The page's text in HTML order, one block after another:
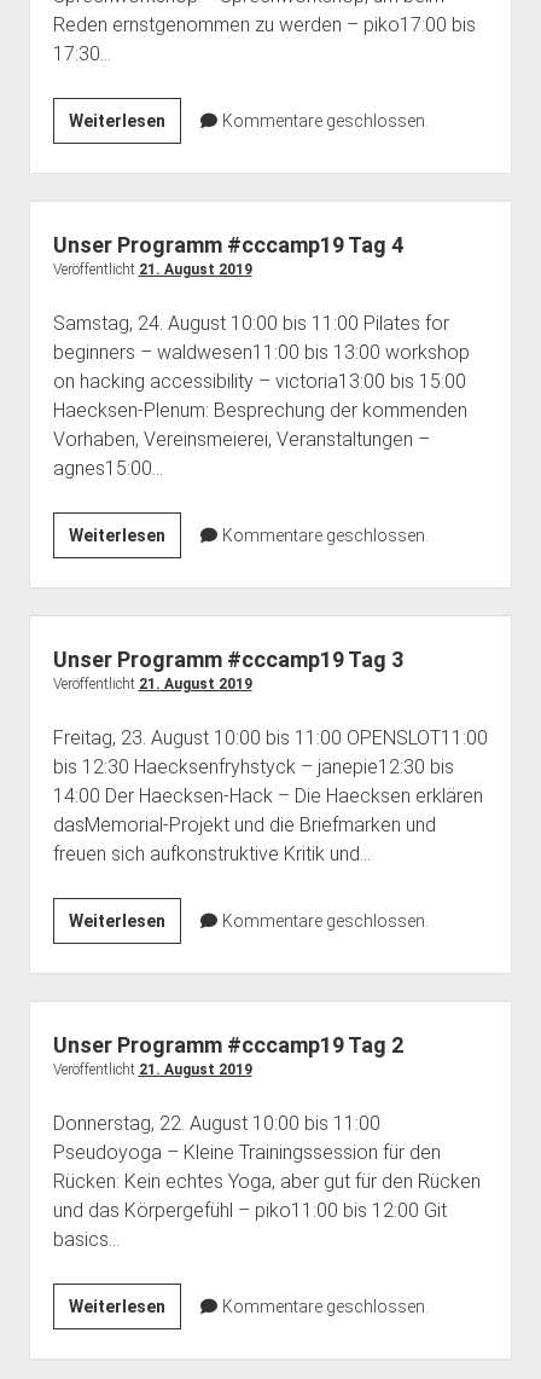
Haecksen e. V.
open
dropdown
menu
BBB Räume
dropdown
menu
Feministische Bibliothek
Haecksenkarte
Pythonkurs
Reden ernstgenommen zu werden – piko17:00 bis
17:30…
WeiterlesenUnser
Programm
#cccamp19
Tag
5
Kommentare geschlossen.
Unser Programm #cccamp19 Tag 4
Veröffentlicht 21. August 2019
Samstag, 24. August 10:00 bis 11:00 Pilates for
beginners – waldwesen11:00 bis 13:00 workshop
on hacking accessibility – victoria13:00 bis 15:00
Haecksen-Plenum: Besprechung der kommenden
Vorhaben, Vereinsmeierei, Veranstaltungen –
agnes15:00…
WeiterlesenUnser
Programm
#cccamp19
Tag
4
Kommentare geschlossen.
Unser Programm #cccamp19 Tag 3
Veröffentlicht 21. August 2019
Freitag, 23. August 10:00 bis 11:00 OPENSLOT11:00
bis 12:30 Haecksenfryhstyck – janepie12:30 bis
14:00 Der Haecksen-Hack – Die Haecksen erklären
dasMemorial-Projekt und die Briefmarken und
freuen sich aufkonstruktive Kritik und…
WeiterlesenUnser
Programm
#cccamp19
Tag
3
Kommentare geschlossen.
Unser Programm #cccamp19 Tag 2
Veröffentlicht 21. August 2019
Donnerstag, 22. August 10:00 bis 11:00
Pseudoyoga – Kleine Trainingssession für den
Rücken: Kein echtes Yoga, aber gut für den Rücken
und das Körpergefühl – piko11:00 bis 12:00 Git
basics…
WeiterlesenUnser
Programm
#cccamp19
Kommentare geschlossen.